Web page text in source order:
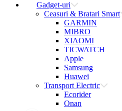
Gadget-uri
Ceasuri & Bratari Smart
GARMIN
MIBRO
XIAOMI
TICWATCH
Apple
Samsung
Huawei
Transport Electric
Ecorider
Onan